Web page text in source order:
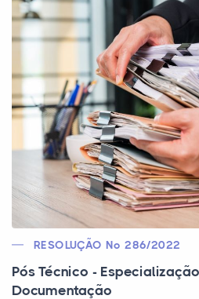
RESOLUÇÃO Nº 286/2022
Pós Técnico -
Documentação